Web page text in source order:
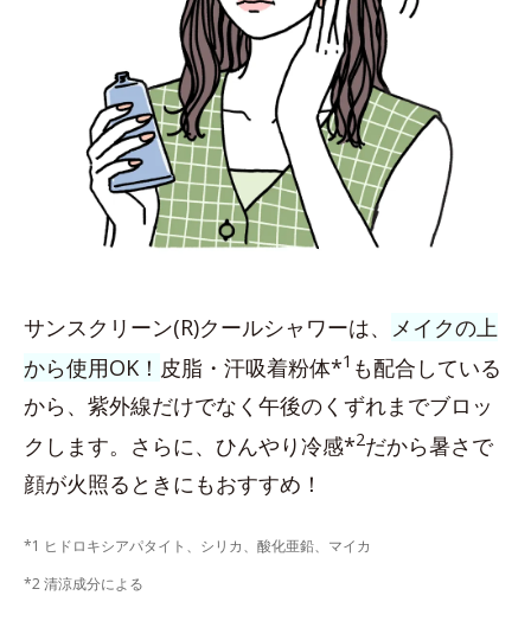
サンスクリーン(R)クールシャワーは、 メイクの上
から使用OK！ 皮脂・汗吸着粉体*1 も配合している
から、紫外線だけでなく午後のくずれまでブロッ
クします。さらに、ひんやり冷感*2だから暑さで
顔が火照るときにもおすすめ！
*1 ヒドロキシアパタイト、シリカ、酸化亜鉛、マイカ
*2 清涼成分による